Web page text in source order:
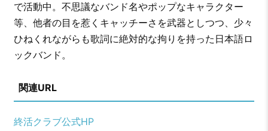
で活動中。不思議なバンド名やポップなキャラクター
等、他者の目を惹くキャッチーさを武器としつつ、少々
ひねくれながらも歌詞に絶対的な拘りを持った日本語ロ
ックバンド。
関連URL
終活クラブ公式HP